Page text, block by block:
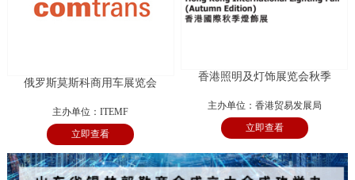
俄罗斯莫斯科商用车展览会
主办单位：ITEMF
立即查看
香港照明及灯饰展览会秋季
主办单位：香港贸易发展局
立即查看